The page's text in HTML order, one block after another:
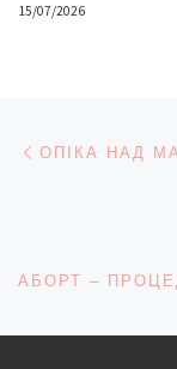
15/07/2026
ОПІКА НАД